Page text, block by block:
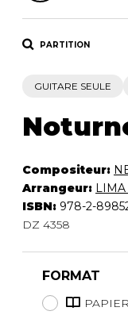
PARTITION
GUITARE SEULE
Compositeur:
Arrangeur: LIMA
ISBN: 978-2-
DZ 4358
FORMAT
PAPIER